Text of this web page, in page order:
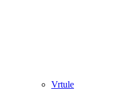
Vrtule